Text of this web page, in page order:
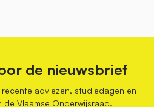
de nieuwsbrief
adviezen, studiedagen en
Vlaamse Onderwijsraad.